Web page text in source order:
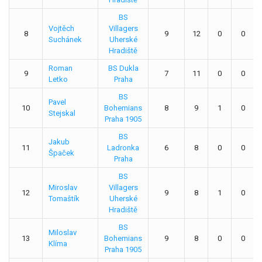
8
Vojtěch
Suchánek
BS
Villagers
Uherské
Hradiště
9 12 0 0
9
Roman
Letko
BS Dukla
Praha
7 11 0 0
10
Pavel
Stejskal
BS
Bohemians
Praha 1905
8 9 1 0
11
Jakub
Špaček
BS
Ladronka
Praha
6 8 0 0
12
Miroslav
Tomaštík
BS
Villagers
Uherské
Hradiště
9 8 1 0
13
Miloslav
Klíma
BS
Bohemians
Praha 1905
9 8 0 0